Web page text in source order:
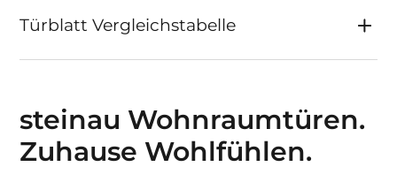
Türblatt Vergleichstabelle
steinau Wohnraumtüren.
Zuhause Wohlfühlen.